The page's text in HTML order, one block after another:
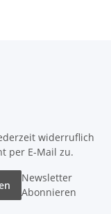
widerruflich
per E-Mail zu.
Newsletter
Abonnieren